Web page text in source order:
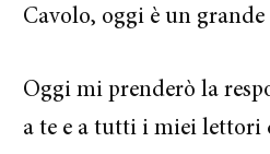
Cavolo, oggi è un
Oggi mi prenderò la
a te e a tutti i miei lettori